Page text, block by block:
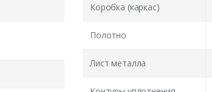
Коробка (каркас)
Полотно
Лист металла